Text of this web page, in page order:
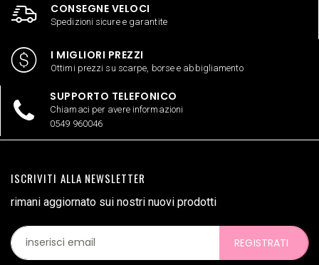
CONSEGNE VELOCI
Spedizioni sicure e garantite
I MIGLIORI PREZZI
Ottimi prezzi su scarpe, borse e abbigliamento
SUPPORTO TELEFONICO
Chiamaci per avere informazioni
0549 960046
ISCRIVITI ALLA NEWSLETTER
rimani aggiornato sui nostri nuovi prodotti
REGISTRATI